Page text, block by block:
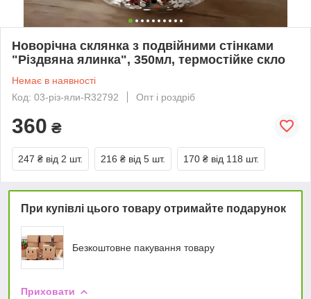
Новорічна склянка з подвійними стінками
"Різдвяна ялинка", 350мл, термостійке скло
Немає в наявності
Код: 03-різ-яли-R32792
Опт і роздріб
360 ₴
247 ₴ від 2 шт. 216 ₴ від 5 шт. 170 ₴ від 118 шт.
При купівлі цього товару отримайте подарунок
Безкоштовне пакування товару
Приховати